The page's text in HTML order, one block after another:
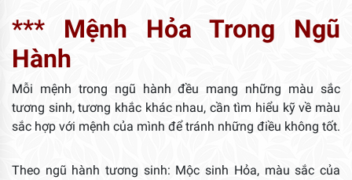
*** Mệnh Hỏa Trong Ngũ
Hành
Mỗi mệnh trong ngũ hành đều mang những màu sắc
tương sinh, tương khắc khác nhau, cần tìm hiểu kỹ về màu
sắc hợp với mệnh của mình để tránh những điều không tốt.
Theo ngũ hành tương sinh: Mộc sinh Hỏa, màu sắc của